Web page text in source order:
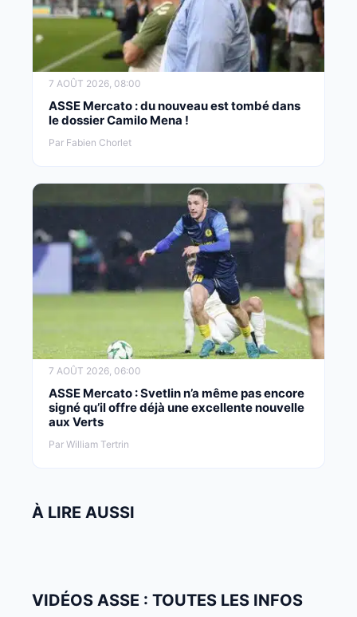
7 AOÛT 2026, 08:00
ASSE Mercato : du nouveau est tombé dans
le dossier Camilo Mena !
Par Fabien Chorlet
7 AOÛT 2026, 06:00
ASSE Mercato : Svetlin n’a même pas encore
signé qu’il offre déjà une excellente nouvelle
aux Verts
Par William Tertrin
À LIRE AUSSI
VIDÉOS ASSE : TOUTES LES INFOS